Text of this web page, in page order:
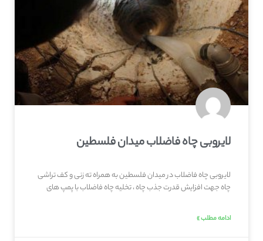
لایروبی چاه فاضلاب میدان فلسطین
لایروبی چاه فاضلاب در میدان فلسطین به همراه ته زنی و کف تراشی
چاه جهت افزایش قدرت جذب چاه ، تخلیه چاه فاضلاب با پمپ های
ادامه مطلب »